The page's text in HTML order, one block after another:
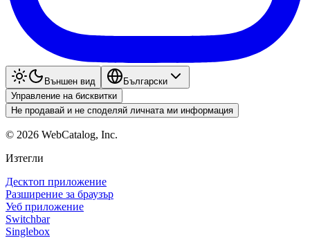
Външен вид
Български
Управление на бисквитки
Не продавай и не споделяй личната ми информация
© 2026 WebCatalog, Inc.
Изтегли
Десктоп приложение
Разширение за браузър
Уеб приложение
Switchbar
Singlebox